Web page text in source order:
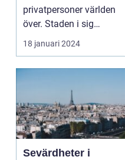
privatpersoner världen
över. Staden i sig
bjuder på e...
18 januari 2024
Sevärdheter i